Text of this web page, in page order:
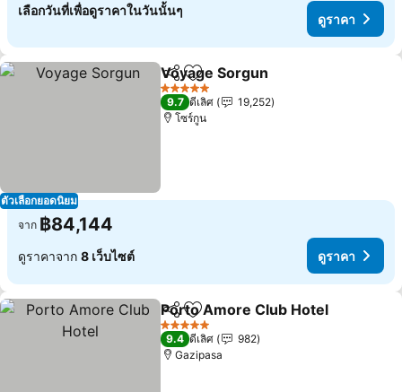
เลือกวันที่เพื่อดูราคาในวันนั้นๆ
ดูราคา
ตัวเลือกยอดนิยม
แชร์ เพิ่มในรายการโปรด
Voyage Sorgun
5 ดาว
9.7 ดีเลิศ
19,252
โซร์กูน
จาก ฿84,144
ดูราคาจาก 8 เว็บไซต์ ดูราคา
แชร์ เพิ่มในรายการโปรด
Porto Amore Club Hotel
5 ดาว
9.4 ดีเลิศ
982
Gazipasa